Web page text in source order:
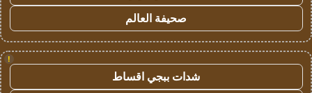
صحيفة العالم
!
شدات ببجي اقساط